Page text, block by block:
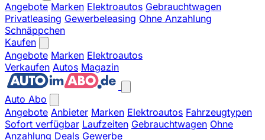
Angebote Marken Elektroautos Gebrauchtwagen
Privatleasing Gewerbeleasing Ohne Anzahlung
Schnäppchen
Kaufen
Angebote Marken Elektroautos
Verkaufen Autos Magazin
Auto Abo
Angebote Anbieter Marken Elektroautos Fahrzeugtypen
Sofort verfügbar Laufzeiten Gebrauchtwagen Ohne
Anzahlung Deals Gewerbe